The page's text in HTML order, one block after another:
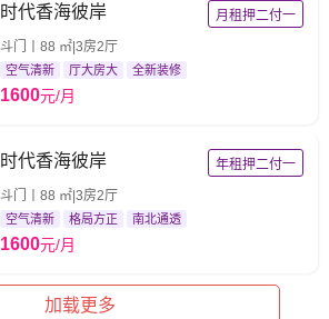
时代香海彼岸
月租押二付一
斗门丨88 ㎡|3房2厅
空气清新 厅大房大 全新装修
1600元/月
时代香海彼岸
年租押二付一
斗门丨88 ㎡|3房2厅
空气清新 格局方正 南北通透
1600元/月
加载更多